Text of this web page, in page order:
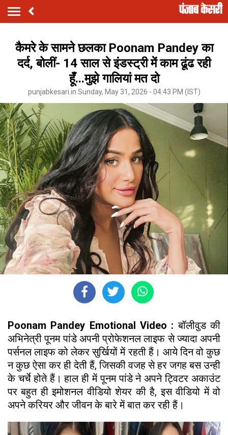
कैमरे के सामने छलका Poonam Pandey का
दर्द, बोलीं- 14 साल से इंडस्ट्री में काम ढूंढ रही
हूँ...मुझे गालियां मत दो
punjabkesari.in Sunday, May 31, 2026 - 04:43 PM (IST)
Poonam Pandey Emotional Video :बॉलीवुड की
अभिनेत्री पूनम पांडे अपनी प्रोफेशनल लाइफ से ज्यादा अपनी
पर्सनल लाइफ को लेकर सुर्खियों में रहती हैं। आये दिन वो कुछ
न कुछ ऐसा कर ही देती हैं, जिसकी वजह से हर जगह बस उन्ही
के चर्चे होते हैं। हाल ही में पूनम पांडे ने अपने ट्विटर अकाउंट
पर बहुत ही इमोशनल वीडियो शेयर की है, इस वीडियो में वो
अपने करियर और जीवन के बारे में बात कर रही हैं।